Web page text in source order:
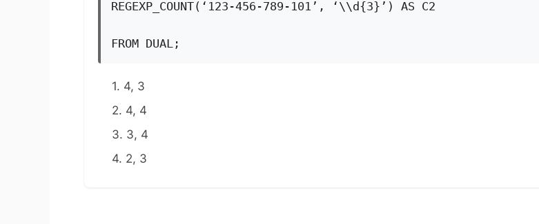
REGEXP_COUNT(‘123-456-789-101’, ‘\\d{3}’) AS C2
FROM DUAL;
1. 4, 3
2. 4, 4
3. 3, 4
4. 2, 3